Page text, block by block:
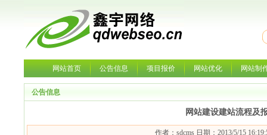
网站首页 公告信息 项目报价 网站优化 网站制
公告信息
网站建设建站流程及
作者：sdcms 日期：2013/5/15